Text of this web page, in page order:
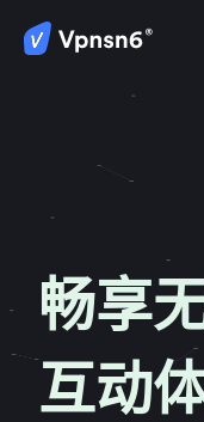
畅享
互动